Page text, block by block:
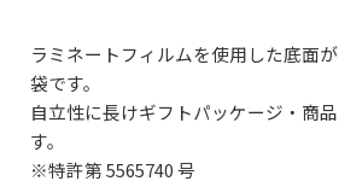
ラミネートフィルムを使用した底面
袋です。
自立性に長けギフトパッケージ・商
す。
※特許第 5565740 号